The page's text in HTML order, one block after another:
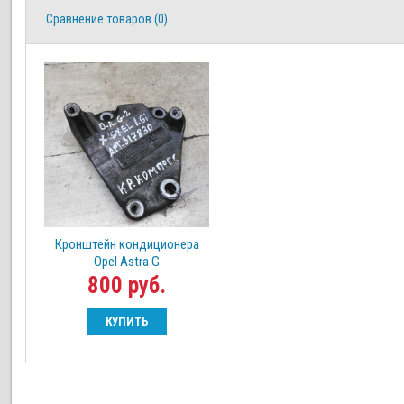
Сравнение товаров (0)
Кронштейн кондиционера
Opel Astra G
800 руб.
КУПИТЬ